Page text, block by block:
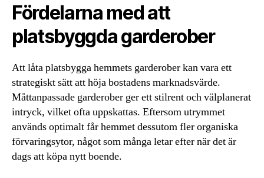
Fördelarna med att
platsbyggda garderober
Att låta platsbygga hemmets garderober kan vara ett
strategiskt sätt att höja bostadens marknadsvärde.
Måttanpassade garderober ger ett stilrent och välplanerat
intryck, vilket ofta uppskattas. Eftersom utrymmet
används optimalt får hemmet dessutom fler organiska
förvaringsytor, något som många letar efter när det är
dags att köpa nytt boende.